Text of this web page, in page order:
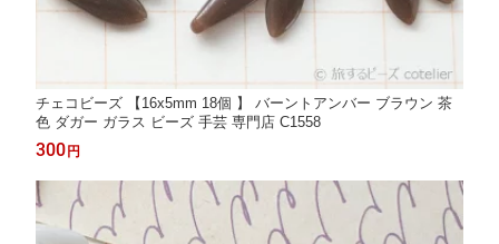
チェコビーズ 【16x5mm 18個 】 バーントアンバー ブラウン 茶
色 ダガー ガラス ビーズ 手芸 専門店 C1558
300 円